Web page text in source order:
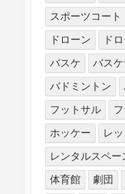
スポーツコート
ドローン
ド
バスケ
バス
バドミントン
フットサル
ホッケー
レ
レンタルスペー
体育館
劇団